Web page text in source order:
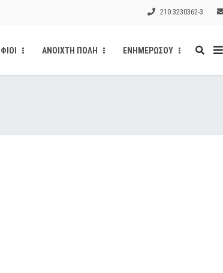
210 3230362-3
ΑΝΟΙΧΤΗ ΠΟΛΗ ΕΝΗΜΕΡΩΣΟΥ